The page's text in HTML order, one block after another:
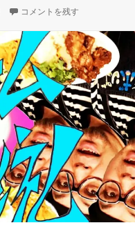
6/10 LIVE&DJ PARTY「
コメントを残す